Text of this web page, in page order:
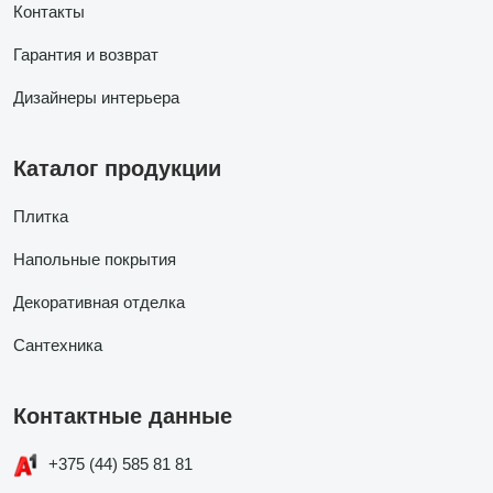
Контакты
Гарантия и возврат
Дизайнеры интерьера
Каталог продукции
Плитка
Напольные покрытия
Декоративная отделка
Сантехника
Контактные данные
+375 (44) 585 81 81